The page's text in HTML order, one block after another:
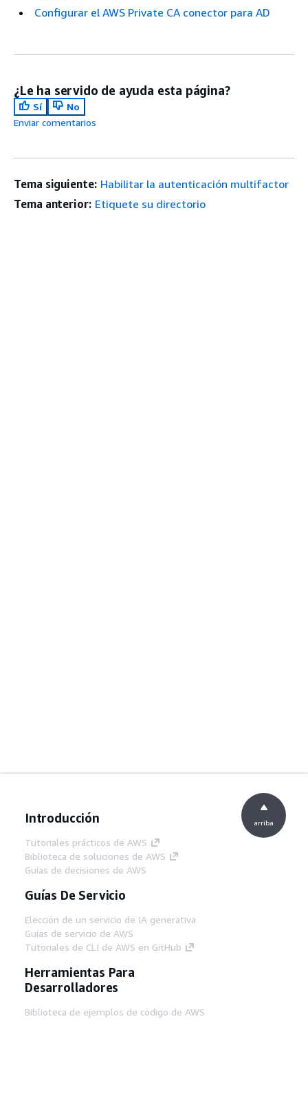
Configurar el AWS Private CA conector para AD
¿Le ha servido de ayuda esta página?
Sí
No
Enviar comentarios
Tema siguiente: Habilitar la autenticación multifactor
Tema anterior: Etiquete su directorio
Introducción
Tutoriales prácticos de AWS
Biblioteca de soluciones de AWS
Guías de decisiones de AWS
Guías De Servicio
Elección de un servicio de IA generativa
Guías de servicio de AWS
Tutoriales de CLI de AWS en GitHub
Herramientas Para
Desarrolladores
Biblioteca de ejemplos de código de AWS
arriba